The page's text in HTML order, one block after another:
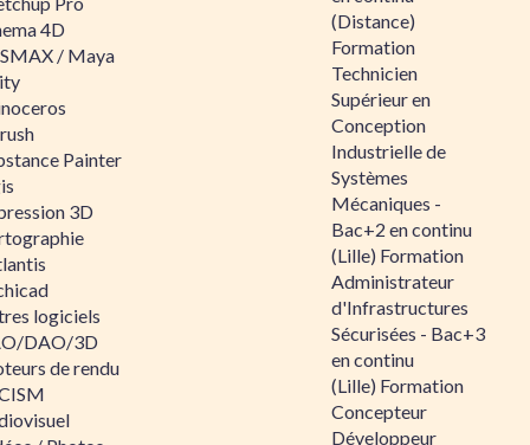
4D
/ Maya
Painter
3D
logiciels
DAO/3D
de rendu
(Distance)
Formation
Technicien
Supérieur en
Conception
Industrielle de
Systèmes
Mécaniques -
Bac+2 en continu
(Lille) Formation
Administrateur
d'Infrastructures
Sécurisées - Bac+3
en continu
(Lille) Formation
Concepteur
Développeur